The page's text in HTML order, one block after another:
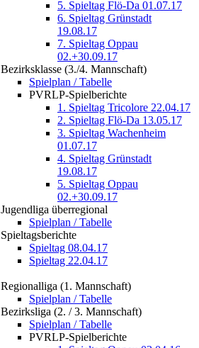
5. Spieltag Flö-Da 01.07.17
6. Spieltag Grünstadt
19.08.17
7. Spieltag Oppau
02.+30.09.17
Bezirksklasse (3./4. Mannschaft)
Spielplan / Tabelle
PVRLP-Spielberichte
1. Spieltag Tricolore 22.04.17
2. Spieltag Flö-Da 13.05.17
3. Spieltag Wachenheim
01.07.17
4. Spieltag Grünstadt
19.08.17
5. Spieltag Oppau
02.+30.09.17
Jugendliga überregional
Spielplan / Tabelle
Spieltagsberichte
Spieltag 08.04.17
Spieltag 22.04.17
Regionalliga (1. Mannschaft)
Spielplan / Tabelle
Bezirksliga (2. / 3. Mannschaft)
Spielplan / Tabelle
PVRLP-Spielberichte